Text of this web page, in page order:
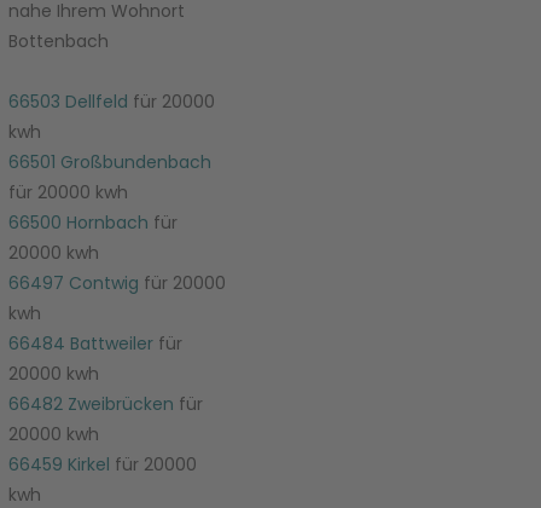
nahe Ihrem Wohnort
Bottenbach
66503 Dellfeld für 20000
kwh
66501 Großbundenbach
für 20000 kwh
66500 Hornbach für
20000 kwh
66497 Contwig für 20000
kwh
66484 Battweilerfür
20000 kwh
66482 Zweibrücken für
20000 kwh
66459 Kirkel für 20000
kwh